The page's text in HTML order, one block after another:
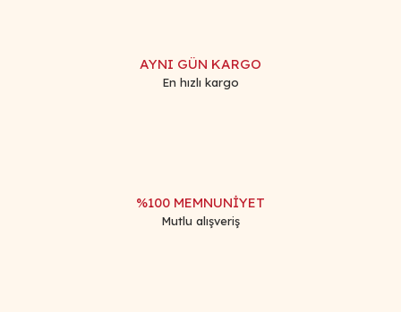
AYNI GÜN KARGO
En hızlı kargo
%100 MEMNUNİYET
Mutlu alışveriş